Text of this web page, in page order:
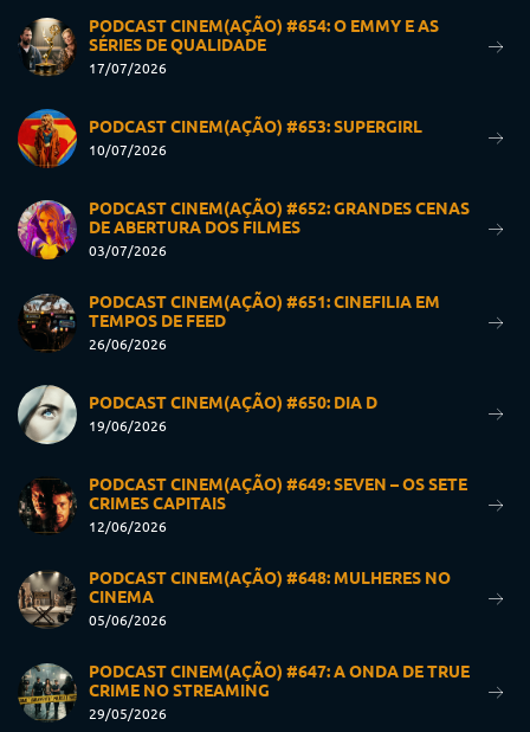
PODCAST CINEM(AÇÃO) #654: O EMMY E AS
SÉRIES DE QUALIDADE
17/07/2026
PODCAST CINEM(AÇÃO) #653: SUPERGIRL
10/07/2026
PODCAST CINEM(AÇÃO) #652: GRANDES CENAS
DE ABERTURA DOS FILMES
03/07/2026
PODCAST CINEM(AÇÃO) #651: CINEFILIA EM
TEMPOS DE FEED
26/06/2026
PODCAST CINEM(AÇÃO) #650: DIA D
19/06/2026
PODCAST CINEM(AÇÃO) #649: SEVEN – OS SETE
CRIMES CAPITAIS
12/06/2026
PODCAST CINEM(AÇÃO) #648: MULHERES NO
CINEMA
05/06/2026
PODCAST CINEM(AÇÃO) #647: A ONDA DE TRUE
CRIME NO STREAMING
29/05/2026